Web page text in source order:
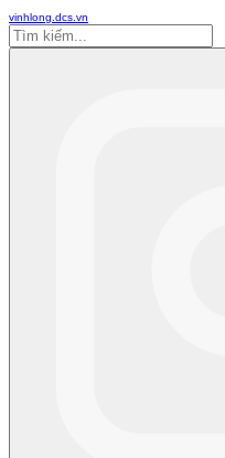
vinhlong.dcs.vn